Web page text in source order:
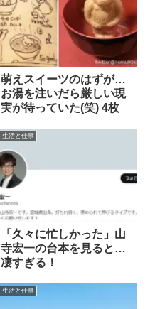
萌えスイーツのはずが…
お湯を注いだら厳しい現
実が待っていた(笑) 4枚
生活と仕事
「久々に忙しかった」山
寺宏一の台本を見ると…
凄すぎる！
生活と仕事